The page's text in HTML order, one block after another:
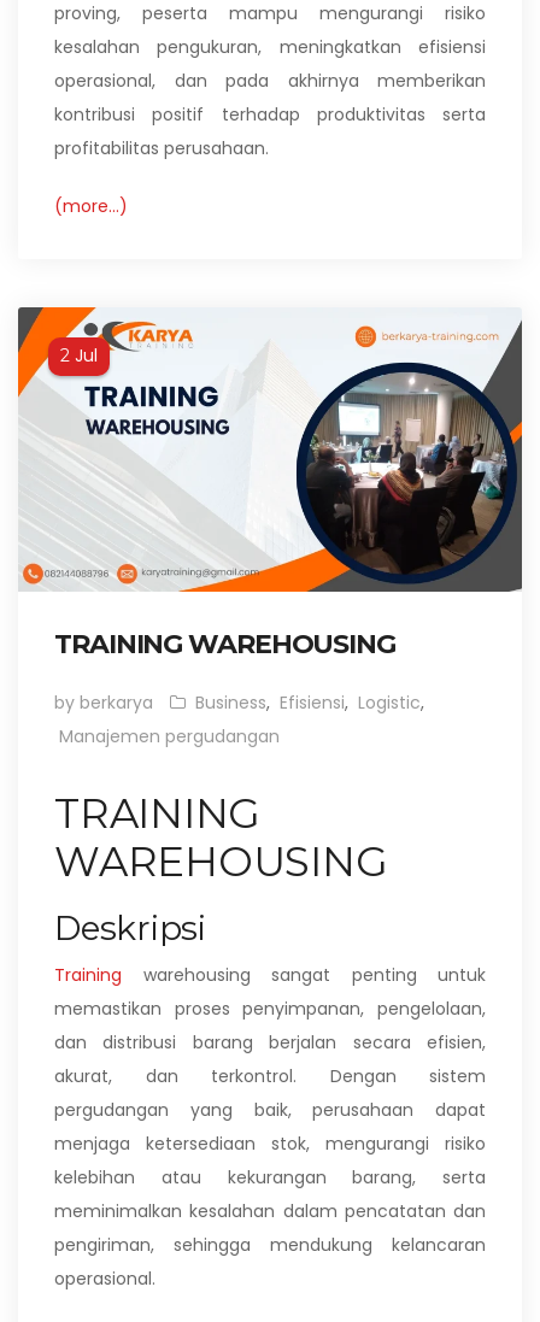
proving, peserta mampu mengurangi risiko
kesalahan pengukuran, meningkatkan efisiensi
operasional, dan pada akhirnya memberikan
kontribusi positif terhadap produktivitas serta
profitabilitas perusahaan.
(more…)
2 Jul
TRAINING WAREHOUSING
by berkarya Business, Efisiensi, Logistic,
Manajemen pergudangan
TRAINING
WAREHOUSING
Deskripsi
Training warehousing sangat penting untuk
memastikan proses penyimpanan, pengelolaan,
dan distribusi barang berjalan secara efisien,
akurat, dan terkontrol. Dengan sistem
pergudangan yang baik, perusahaan dapat
menjaga ketersediaan stok, mengurangi risiko
kelebihan atau kekurangan barang, serta
meminimalkan kesalahan dalam pencatatan dan
pengiriman, sehingga mendukung kelancaran
operasional.